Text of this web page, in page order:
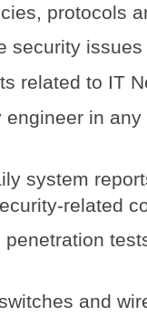
protocols
security
related to IT
in
system
related
and